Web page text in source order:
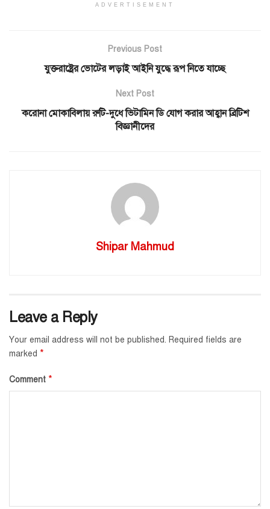
ADVERTISEMENT
Previous Post
যুক্তরাষ্ট্রের ভোটের লড়াই আইনি যুদ্ধে রূপ নিতে যাচ্ছে
Next Post
করোনা মোকাবিলায় রুটি-দুধে ভিটামিন ডি যোগ করার আহ্বান ব্রিটিশ
বিজ্ঞানীদের
Shipar Mahmud
Leave a Reply
Your email address will not be published. Required fields are
marked *
Comment *